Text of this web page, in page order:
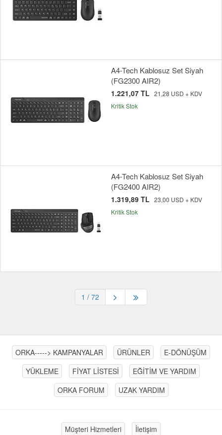
A4-Tech Kablosuz Set Siyah
(FG2300 AIR2)
1.221,07 TL 21,28 USD + KDV
Kritik Stok
A4-Tech Kablosuz Set Siyah
(FG2400 AIR2)
1.319,89 TL 23,00 USD + KDV
Kritik Stok
1 / 72
ORKA-----> KAMPANYALAR ÜRÜNLER
E-DÖNÜŞÜM
YÜKLEME
FİYAT LİSTESİ
EĞİTİM VE YARDIM
ORKA FORUM
UZAK YARDIM
Müşteri Hizmetleri İletişim